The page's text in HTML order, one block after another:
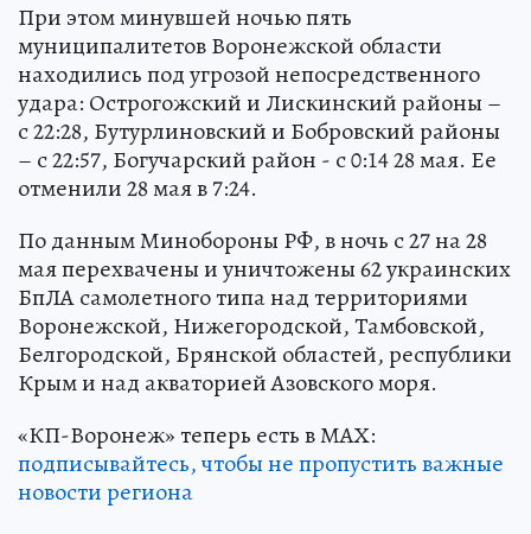
При этом минувшей ночью пять
муниципалитетов Воронежской области
находились под угрозой непосредственного
удара: Острогожский и Лискинский районы –
с 22:28, Бутурлиновский и Бобровский районы
– с 22:57, Богучарский район - с 0:14 28 мая. Ее
отменили 28 мая в 7:24.
По данным Минобороны РФ, в ночь с 27 на 28
мая перехвачены и уничтожены 62 украинских
БпЛА самолетного типа над территориями
Воронежской, Нижегородской, Тамбовской,
Белгородской, Брянской областей, республики
Крым и над акваторией Азовского моря.
«КП-Воронеж» теперь есть в МАХ:
подписывайтесь, чтобы не пропустить важные
новости региона